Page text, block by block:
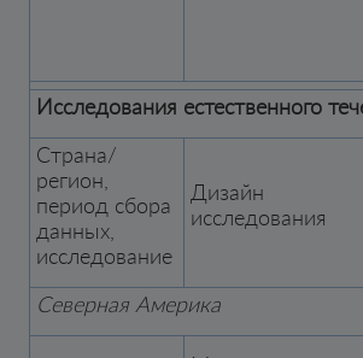
Исследования естественного
Страна/
регион,
период сбора
данных,
исследование
Дизайн
исследования
Северная Америка